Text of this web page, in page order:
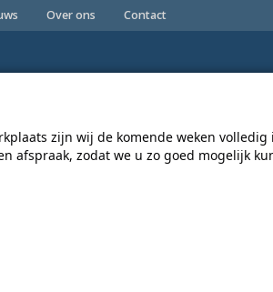
Over ons Contact
Sale
zijn wij de komende weken
afspraak, zodat we u zo goed mogelijk